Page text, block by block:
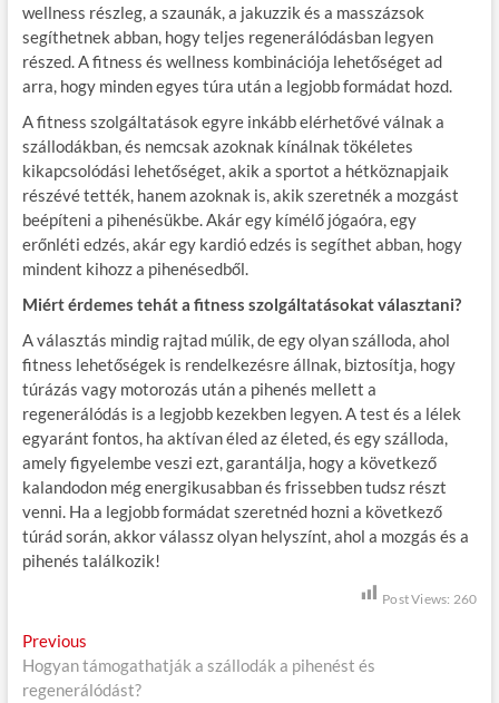
wellness részleg, a szaunák, a jakuzzik és a masszázsok
segíthetnek abban, hogy teljes regenerálódásban legyen
részed. A fitness és wellness kombinációja lehetőséget ad
arra, hogy minden egyes túra után a legjobb formádat hozd.
A fitness szolgáltatások egyre inkább elérhetővé válnak a
szállodákban, és nemcsak azoknak kínálnak tökéletes
kikapcsolódási lehetőséget, akik a sportot a hétköznapjaik
részévé tették, hanem azoknak is, akik szeretnék a mozgást
beépíteni a pihenésükbe. Akár egy kímélő jógaóra, egy
erőnléti edzés, akár egy kardió edzés is segíthet abban, hogy
mindent kihozz a pihenésedből.
Miért érdemes tehát a fitness szolgáltatásokat választani?
A választás mindig rajtad múlik, de egy olyan szálloda, ahol
fitness lehetőségek is rendelkezésre állnak, biztosítja, hogy
túrázás vagy motorozás után a pihenés mellett a
regenerálódás is a legjobb kezekben legyen. A test és a lélek
egyaránt fontos, ha aktívan éled az életed, és egy szálloda,
amely figyelembe veszi ezt, garantálja, hogy a következő
kalandodon még energikusabban és frissebben tudsz részt
venni. Ha a legjobb formádat szeretnéd hozni a következő
túrád során, akkor válassz olyan helyszínt, ahol a mozgás és a
pihenés találkozik!
Post Views: 260
B
e
Previous
r
e
Hogyan támogathatják a szállodák a pihenést és
regenerálódást?